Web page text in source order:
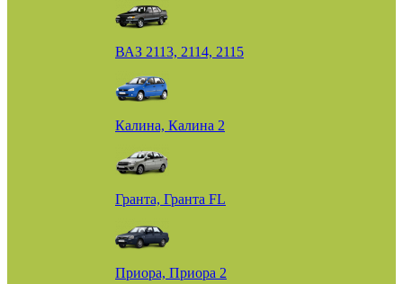
ВАЗ 2113, 2114, 2115
Калина, Калина 2
Гранта, Гранта FL
Приора, Приора 2